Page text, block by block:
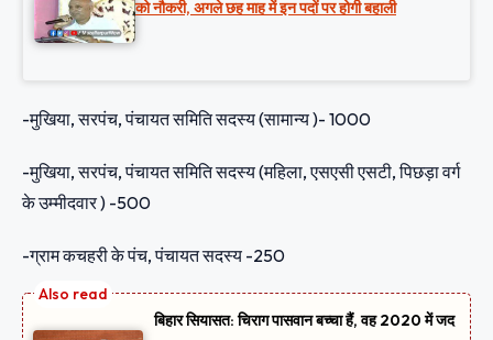
को नौकरी, अगले छह माह में इन पदों पर होगी बहाली
-मुखिया, सरपंच, पंचायत समिति सदस्य (सामान्य )- 1000
-मुखिया, सरपंच, पंचायत समिति सदस्य (महिला, एसएसी एसटी, पिछड़ा वर्ग
के उम्मीदवार ) -500
-ग्राम कचहरी के पंच, पंचायत सदस्य -250
बिहार सियासत: चिराग पासवान बच्चा हैं, वह 2020 में जद